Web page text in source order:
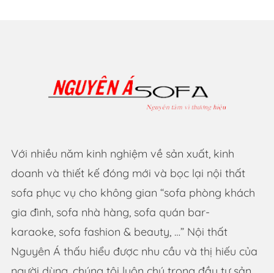
Với nhiều năm kinh nghiệm về sản xuất, kinh
doanh và thiết kế đóng mới và bọc lại nội thất
sofa phục vụ cho không gian “sofa phòng khách
gia đình, sofa nhà hàng, sofa quán bar-
karaoke, sofa fashion & beauty, …” Nội thất
Nguyên Á thấu hiểu được nhu cầu và thị hiếu của